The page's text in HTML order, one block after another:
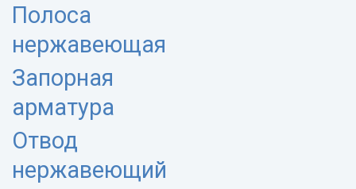
Полоса
нержавеющая
Запорная
арматура
Отвод
нержавеющий